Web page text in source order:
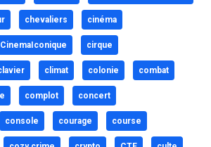
chevaliers cinéma
CinemaIconique cirque
climat colonie combat
complot concert
console courage course